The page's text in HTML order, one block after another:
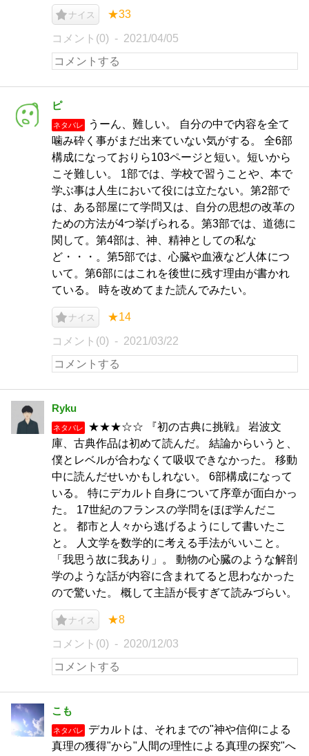
ナイス ★33
コメント(0) 2021/04/05
ピ
ネタバレ
うーん、難しい。 自分の中で内容を全て
噛み砕く事がまだ出来ていない気がする。 全6部
構成になっておりら103ページと短い。短いから
こそ難しい。 1部では、学校で習うことや、本で
学ぶ事は人生において役には立たない。第2部で
は、ある部屋にて学問又は、自分の思想の改革の
ための方法が4つ挙げられる。第3部では、道徳に
関して。第4部は、神、精神としての私な
ど・・・。第5部では、心臓や血液など人体につ
いて。第6部にはこれを後世に残す理由が書かれ
ている。 時を改めてまた読んでみたい。
ナイス ★14
コメント(0) 2021/03/22
Ryku
ネタバレ
★★★☆☆ 『初の古典に挑戦』 岩波文
庫、古典作品は初めて読んだ。 結論からいうと、
僕とレベルが合わなくて吸収できなかった。 移動
中に読んだせいかもしれない。 6部構成になって
いる。 特にデカルト自身について序章が面白かっ
た。 17世紀のフランスの学問をほぼ学んだこ
と。 都市と人々から逃げるようにして書いたこ
と。 人文学を数学的に考える手法がいいこと。
「我思う故に我あり」。 動物の心臓のような解剖
学のような話が内容に含まれてると思わなかった
ので驚いた。 概して主語が長すぎて読みづらい。
ナイス ★8
コメント(0) 2020/12/03
こも
ネタバレ
デカルトは、それまでの"神や信仰による
真理の獲得"から"人間の理性による真理の探究"へ